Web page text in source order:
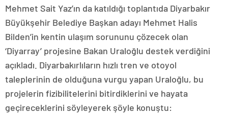
Mehmet Sait Yaz’ın da katıldığı toplantıda Diyarbakır
Büyükşehir Belediye Başkan adayı Mehmet Halis
Bilden’in kentin ulaşım sorununu çözecek olan
‘Diyarray’ projesine Bakan Uraloğlu destek verdiğini
açıkladı. Diyarbakırlıların hızlı tren ve otoyol
taleplerinin de olduğuna vurgu yapan Uraloğlu, bu
projelerin fizibilitelerini bitirdiklerini ve hayata
geçireceklerini söyleyerek şöyle konuştu: